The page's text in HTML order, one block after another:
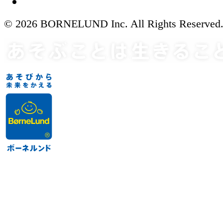
© 2026 BORNELUND Inc. All Rights Reserved.